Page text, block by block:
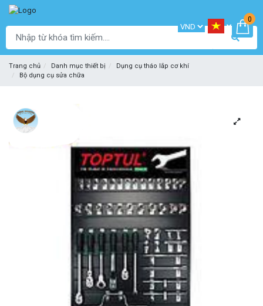
0
Trang chủ Danh mục thiết bị
Dụng cụ tháo lắp cơ khí
Bộ dụng cụ sửa chữa